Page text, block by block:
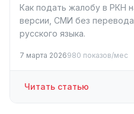
Как подать жалобу в РКН
версии, СМИ без
русского языка.
7 марта 2026980 показов/мес
Читать статью